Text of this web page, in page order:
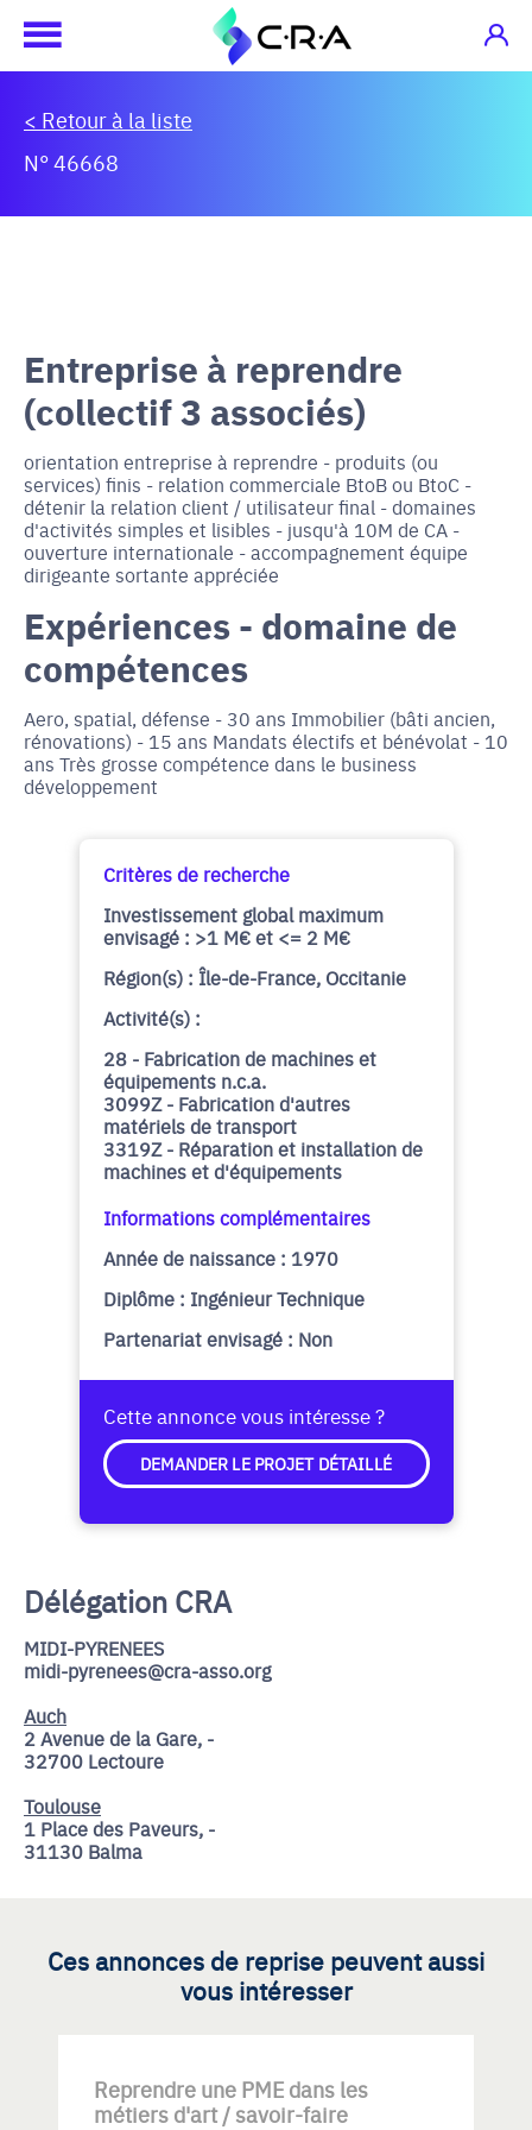
< Retour à la liste
N° 46668
Entreprise à reprendre
(collectif 3 associés)
orientation entreprise à reprendre - produits (ou
services) finis - relation commerciale BtoB ou BtoC -
détenir la relation client / utilisateur final - domaines
d'activités simples et lisibles - jusqu'à 10M de CA -
ouverture internationale - accompagnement équipe
dirigeante sortante appréciée
Expériences - domaine de
compétences
Aero, spatial, défense - 30 ans Immobilier (bâti ancien,
rénovations) - 15 ans Mandats électifs et bénévolat - 10
ans Très grosse compétence dans le business
développement
Critères de recherche
Investissement global maximum
envisagé : >1 M€ et <= 2 M€
Région(s) : Île-de-France, Occitanie
Activité(s) :
28 - Fabrication de machines et
équipements n.c.a.
3099Z - Fabrication d'autres
matériels de transport
3319Z - Réparation et installation de
machines et d'équipements
Informations complémentaires
Année de naissance : 1970
Diplôme : Ingénieur Technique
Partenariat envisagé : Non
Cette annonce vous intéresse ?
DEMANDER LE PROJET DÉTAILLÉ
Délégation CRA
MIDI-PYRENEES
midi-pyrenees@cra-asso.org
Auch
2 Avenue de la Gare, -
32700 Lectoure
Toulouse
1 Place des Paveurs, -
31130 Balma
Ces annonces de reprise peuvent aussi
vous intéresser
Reprendre une PME dans les
métiers d'art / savoir-faire